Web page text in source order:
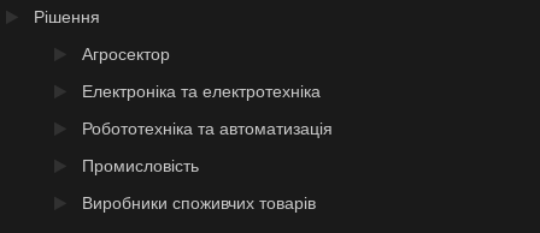
Рішення
Агросектор
Електроніка та електротехніка
Робототехніка та автоматизація
Промисловість
Виробники споживчих товарів